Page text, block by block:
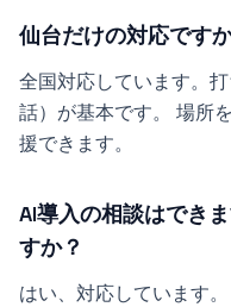
仙台だけの対応です
全国対応しています。
話）が基本です。 場所
援できます。
AI導入の相談はでき
すか？
はい、対応しています